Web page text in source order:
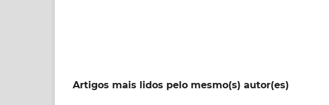
Artigos mais lidos pelo mesmo(s) autor(es)